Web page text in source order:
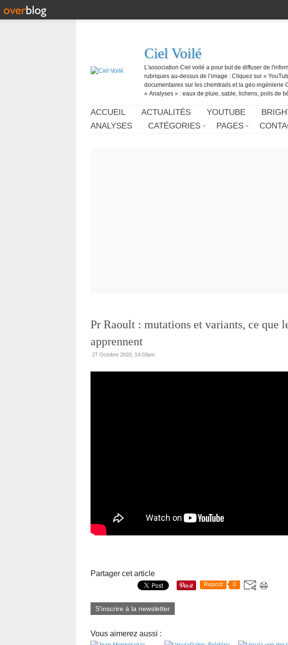
Ciel Voilé
L'association Ciel voilé a pour but de diffuser de
rubriques au-dessus de l’image : Cliquez sur «
documentaires sur les chemtrails et la géo-ingénierie
« Analyses » : eaux de pluie, sable, lichens, poils de
ACCUEIL ACTUALITÉS YOUTUBE
ANALYSES
CATÉGORIES PAGES
Pr Raoult : mutations et variants, ce que
apprennent
27 Octobre 2020, 14:03pm
Partager cet article
Repost 0
S'inscrire à la newsletter
Vous aimerez aussi :